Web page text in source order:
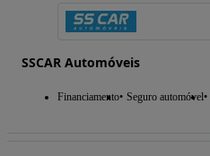
SSCAR Automóveis
Financiamento Seguro automóvel